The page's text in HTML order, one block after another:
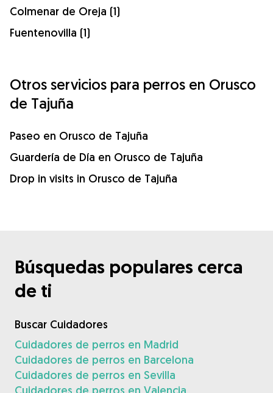
Colmenar de Oreja (1)
Fuentenovilla (1)
Otros servicios para perros en Orusco
de Tajuña
Paseo en Orusco de Tajuña
Guardería de Día en Orusco de Tajuña
Drop in visits in Orusco de Tajuña
Búsquedas populares cerca
de ti
Buscar Cuidadores
Cuidadores de perros en Madrid
Cuidadores de perros en Barcelona
Cuidadores de perros en Sevilla